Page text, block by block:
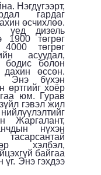
Нэгдүгээрт,
гардаг
өсчихлөө.
үед дизель
1900 төгрөг
төгрөг
асуудал,
бодис болон
өссөн.
Энэ бүхэн
өртгийг хоёр
юм. Гурав
гэвэл жил
Жаргалант,
нүхэн
хэлбэл,
байгаа
үг. Энэ гэхдээ